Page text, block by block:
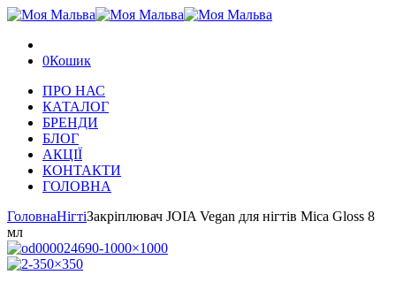
0Кошик
ПРО НАС
КАТАЛОГ
БРЕНДИ
БЛОГ
АКЦІЇ
КОНТАКТИ
ГОЛОВНА
ГоловнаНігтіЗакріплювач JOIA Vegan для нігтів Mica Gloss 8
мл